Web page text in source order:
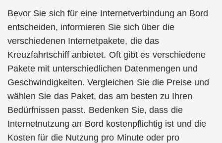
Bevor Sie sich für eine Internetverbindung an Bord
entscheiden, informieren Sie sich über die
verschiedenen Internetpakete, die das
Kreuzfahrtschiff anbietet. Oft gibt es verschiedene
Pakete mit unterschiedlichen Datenmengen und
Geschwindigkeiten. Vergleichen Sie die Preise und
wählen Sie das Paket, das am besten zu Ihren
Bedürfnissen passt. Bedenken Sie, dass die
Internetnutzung an Bord kostenpflichtig ist und die
Kosten für die Nutzung pro Minute oder pro